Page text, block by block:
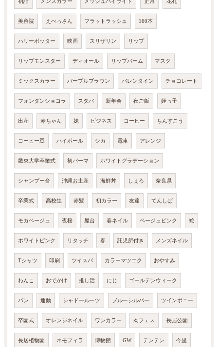
初詣 メンズカラー メッシュハイライト 正月 花札
美容院 えべっさん フラットラッシュ 160本
ハリーポッター 映画 スリザリン リップ
リップモンスター ディオール リップバーム マスク
ミックスカラー パープルブラウン バレンタイン チョコレート
フォンダンショコラ スタバ 新年会 夜ご飯 姪っ子
出産 赤ちゃん 妹 ビジネス コーヒー ちんすこう
コーヒー豆 ハイボール シカ 電車 アレンジ
畿央大学卒業式 初パーマ ホワイトグラデーション
シャンプー台 沖縄お土産 海鮮丼 しぇろ 奈良県
卒業式 高校生 赤髪 初カラー 友達 てんしば
モカベージュ 夜桜 屋台 春ネイル ベージュピンク 蛇
ホワイトピンク リタッチ 春 託児所付き メンズネイル
Tシャツ 印刷 ツイスパ カラーマツエク おやすみ
わんこ おでかけ 推し活 にじ ゴールデンウィーク
パン 運動 シャドールーツ ブルーシルバー ツインポニー
卒園式 オレンジネイル ワンカラー 肉フェス 長居公園
長居植物園 ネモフィラ 博物館 GW テンテン 今里